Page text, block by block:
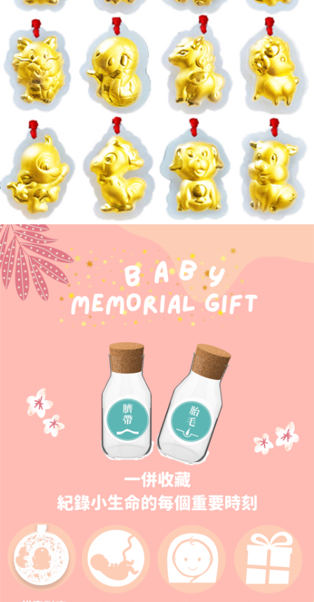
1.分期款項不併入電信帳單，「大哥付你分期」於每月結算日後寄送繳費提
醒簡訊。
2.透過簡訊連結打開帳單後，可選擇「超商條碼／台灣大直營門市／銀行轉
帳／街口支付／iPASS MONEY」等通路繳費。
【注意事項】
1.本服務係由「台灣大哥大股份有限公司」（以下簡稱本公司）所提供，讓
用戶於交易時，得透過本服務購買商品或服務，並由商店將買賣／分期付款
買賣價金債權讓與本公司後，依約使用本公司帳單繳交帳款。
2.基於同意付款使用「大哥付你分期」之契約關係目的，商店將以您的個人
資料（包含姓名、電話或地址）提供予台灣大哥大進項蒐集、處理及利用，
由本公司與您本人進行分期帳單所需資料之確認、核對及更正。
3.完整用戶服務條款，請詳閱以下連結：
https://oppay.tw/userRule
【「AFTEE先享後付」結帳流程】
１．於結帳方式選擇「AFTEE先享後付」後，將跳轉至「AFTEE先享後付」
結帳頁面，進行簡訊認證並確認金額後，即可完成結帳。
２．訂單成立數日內，您將收到繳費通知簡訊。
３．收到繳費通知簡訊後14天內，點擊此簡訊中的連結，可透過四大超商／
ATM／網路銀行／等多元方式進行付款，方視為交易完成。
※ 請注意：結帳手續完成當下不需立刻繳費，但若您需要取消訂單，請聯絡
購買商品的店家。未經商家同意取消之訂單仍視為有效，需透過AFTEE先享
後付繳納相關費用。
※ 交易是否成功請以「AFTEE先享後付 」之結帳頁面顯示為準，若有關於
是否繳費成功／繳費後需取消欲退款等相關疑問，請聯繫「AFTEE先享後付
客戶支援中心」
https://netprotections.freshdesk.com/support/home
【注意事項】
１．透過由恩沛科技股份有限公司提供之「AFTEE先享後付」服務完成之交
易，需依本服務之必要範圍內提供個人資料，並將交易相關給付款項請求債
權轉讓予恩沛科技股份有限公司。
２．關於個人資料處理事宜，請瀏覽以下網址：
https://aftee.tw/terms/#terms3
３．未成年的使用者請事先徵得法定代理人或監護人之同意方可使用
「AFTEE先享後付」，若未經同意申辦者引起之損失，本公司不負相關責
任。
４．使用「AFTEE先享後付」時，將依據個別帳號之用戶狀況，依本公司即
時審查核予不同之上限額度；若仍有額度不足之情形，本公司將視審查結果
請求用戶進行身份認證。
５．嚴禁一人註冊多個帳號或使用他人資訊註冊。若發現惡意使用之情形，
恩沛科技股份有限公司將有權停止該用戶之使用額度並採取法律行動。
免運費